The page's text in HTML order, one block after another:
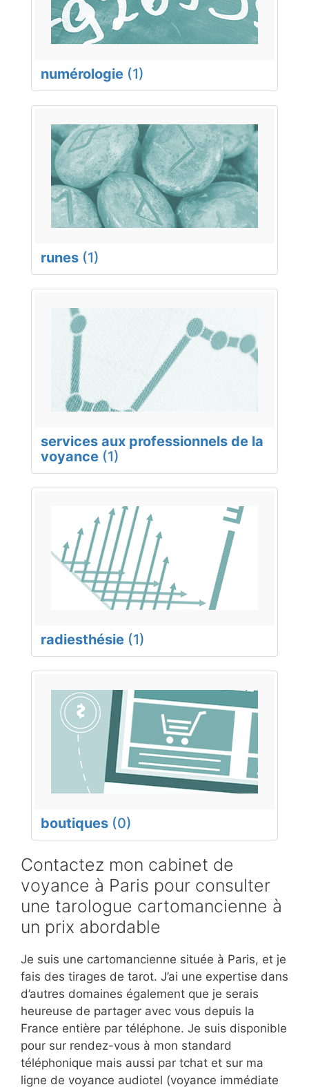
numérologie (1)
runes (1)
services aux professionnels de la
voyance (1)
radiesthésie (1)
boutiques (0)
Contactez mon cabinet de
voyance à Paris pour consulter
une tarologue cartomancienne à
un prix abordable
Je suis une cartomancienne située à Paris, et je
fais des tirages de tarot. J’ai une expertise dans
d’autres domaines également que je serais
heureuse de partager avec vous depuis la
France entière par téléphone. Je suis disponible
pour sur rendez-vous à mon standard
téléphonique mais aussi par tchat et sur ma
ligne de voyance audiotel (voyance immédiate